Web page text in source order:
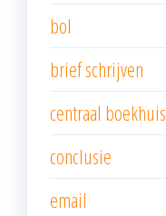
bol
brief schrijven
centraal boekhuis
conclusie
email